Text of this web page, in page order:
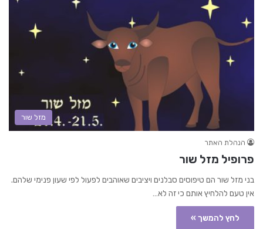
מזל שור
הנהלת האתר
פרופיל מזל שור
בני מזל שור הם טיפוסים סבלנים ויציבים שאוהבים לפעול לפי שעון פנימי שלהם.
אין טעם להלחיץ אותם כי זה לא…
לחץ להמשך »